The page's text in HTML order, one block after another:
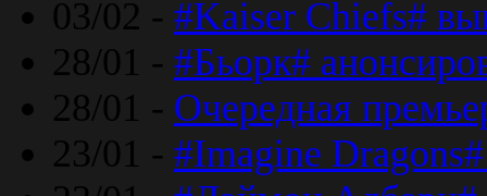
03/02 - #Kaiser Chiefs#
28/01 - #Бьорк#
28/01 - Очередная
23/01 - #Imagine